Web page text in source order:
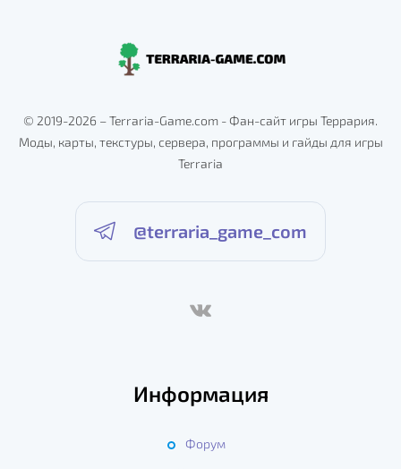
© 2019-2026 – Terraria-Game.com - Фан-сайт игры Террария.
Моды, карты, текстуры, сервера, программы и гайды для игры
Terraria
@terraria_game_com
Информация
Форум